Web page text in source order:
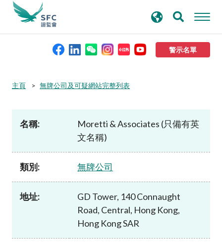
警示名單
本會簡介
資料庫
新聞稿及公布
尋
主頁 無牌公司及可疑網站完整列表
名稱:
Moretti & Associates (只備有英
文名稱)
類別: 無牌公司
地址:
GD Tower, 140 Connaught
Road, Central, Hong Kong,
Hong Kong SAR